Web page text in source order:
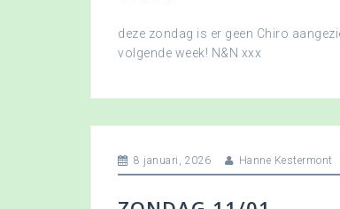
deze zondag is er geen Chiro
volgende week! N&N xxx
8 januari, 2026 Hanne Kestermont